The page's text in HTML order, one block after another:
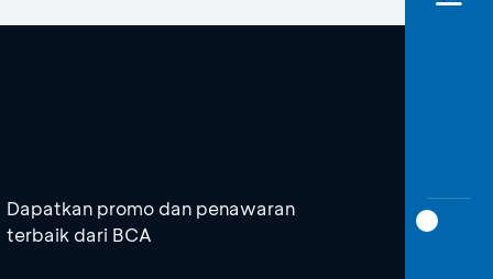
Dapatkan promo dan penawaran
terbaik dari BCA